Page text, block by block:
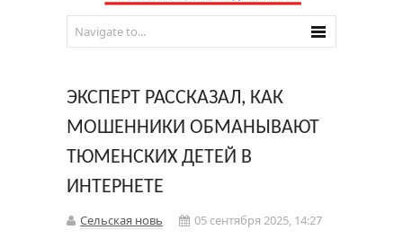
ЭКСПЕРТ РАССКАЗАЛ, КАК
МОШЕННИКИ ОБМАНЫВАЮТ
ТЮМЕНСКИХ ДЕТЕЙ В
ИНТЕРНЕТЕ
Сельская новь 05 сентября 2025, 14:27